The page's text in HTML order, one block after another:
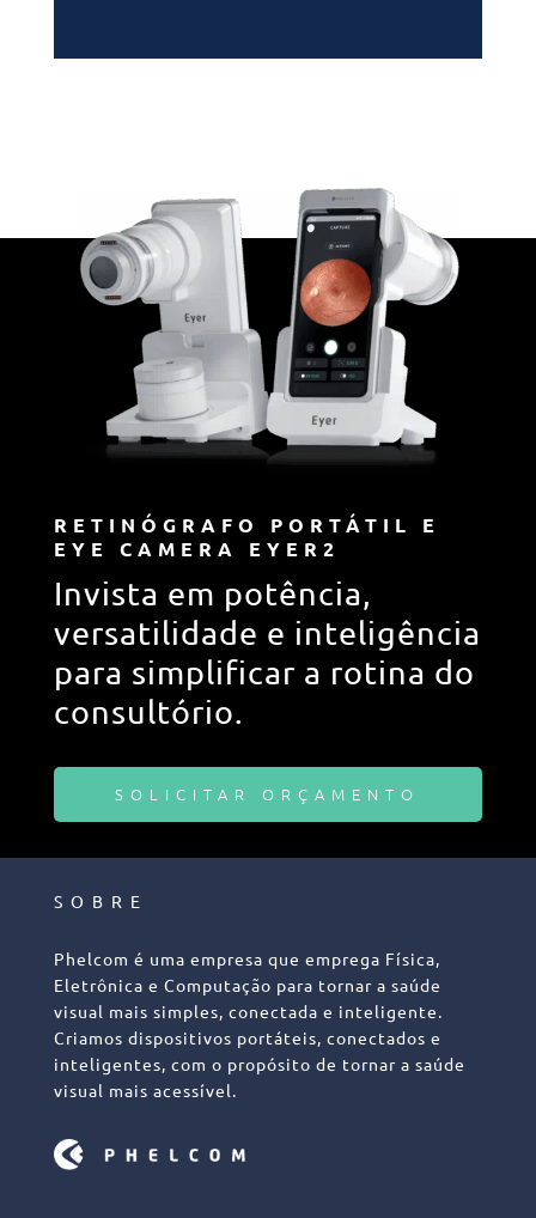
RETINÓGRAFO PORTÁTIL E
EYE CAMERA EYER2
Invista em potência,
versatilidade e inteligência
para simplificar a rotina do
consultório.
SOLICITAR ORÇAMENTO
SOBRE
Phelcom é uma empresa que emprega Física,
Eletrônica e Computação para tornar a saúde
visual mais simples, conectada e inteligente.
Criamos dispositivos portáteis, conectados e
inteligentes, com o propósito de tornar a saúde
visual mais acessível.